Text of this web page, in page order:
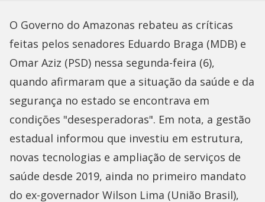
O Governo do Amazonas rebateu as críticas
feitas pelos senadores Eduardo Braga (MDB) e
Omar Aziz (PSD) nessa segunda-feira (6),
quando afirmaram que a situação da saúde e da
segurança no estado se encontrava em
condições "desesperadoras". Em nota, a gestão
estadual informou que investiu em estrutura,
novas tecnologias e ampliação de serviços de
saúde desde 2019, ainda no primeiro mandato
do ex-governador Wilson Lima (União Brasil),